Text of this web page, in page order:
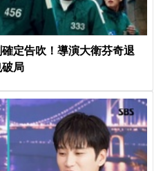
定告吹！導演大衛芬奇退
局